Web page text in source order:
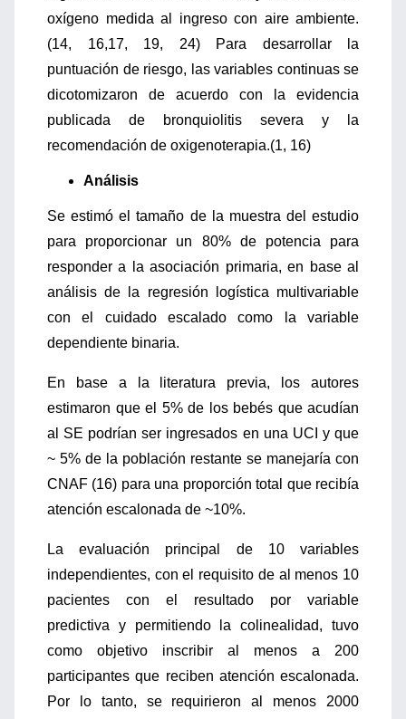
oxígeno medida al ingreso con aire ambiente.
(14, 16,17, 19, 24) Para desarrollar la
puntuación de riesgo, las variables continuas se
dicotomizaron de acuerdo con la evidencia
publicada de bronquiolitis severa y la
recomendación de oxigenoterapia.(1, 16)
Análisis
Se estimó el tamaño de la muestra del estudio
para proporcionar un 80% de potencia para
responder a la asociación primaria, en base al
análisis de la regresión logística multivariable
con el cuidado escalado como la variable
dependiente binaria.
En base a la literatura previa, los autores
estimaron que el 5% de los bebés que acudían
al SE podrían ser ingresados en una UCI y que
~ 5% de la población restante se manejaría con
CNAF (16) para una proporción total que recibía
atención escalonada de ~10%.
La evaluación principal de 10 variables
independientes, con el requisito de al menos 10
pacientes con el resultado por variable
predictiva y permitiendo la colinealidad, tuvo
como objetivo inscribir al menos a 200
participantes que reciben atención escalonada.
Por lo tanto, se requirieron al menos 2000